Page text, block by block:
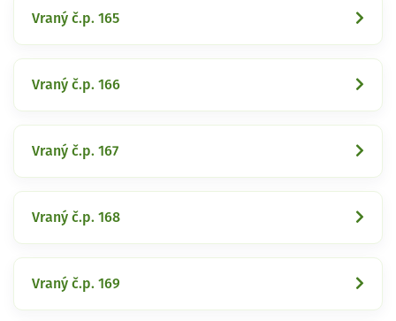
Vraný č.p. 165
Vraný č.p. 166
Vraný č.p. 167
Vraný č.p. 168
Vraný č.p. 169